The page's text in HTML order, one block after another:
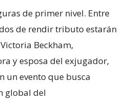
de primer nivel. Entre
de rendir tributo estarán
Beckham,
y esposa del exjugador,
un evento que busca
global del